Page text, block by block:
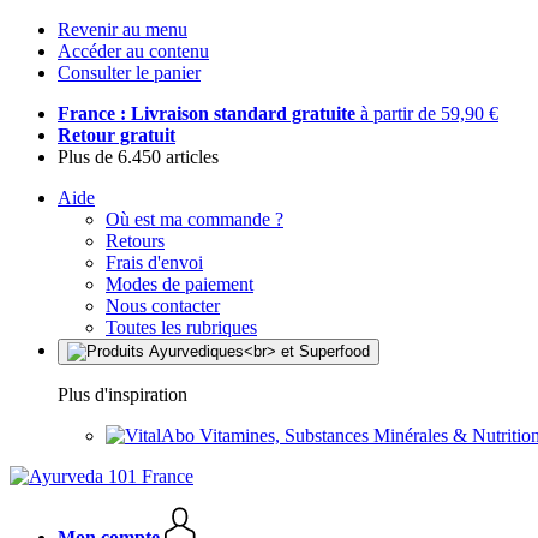
Revenir au menu
Accéder au contenu
Consulter le panier
France : Livraison standard gratuite à partir de 59,90 €
Retour gratuit
Plus de 6.450 articles
Aide
Où est ma commande ?
Retours
Frais d'envoi
Modes de paiement
Nous contacter
Toutes les rubriques
Plus d'inspiration
Vitamines, Substances Minérales &